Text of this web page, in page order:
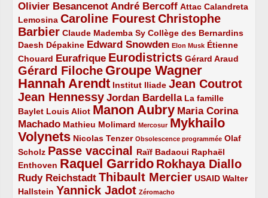
Olivier Besancenot
3/5 André Bercoff
3/5 Attac
2/5
Calandreta
Lemosina
2/5 Caroline Fourest
4/5
Christophe
Barbier
4/5 Claude Mademba Sy
2/5 Collège des Bernardins
2/5
Daesh
2/5 Dépakine
2/5 Edward Snowden
3/5 Elon Musk
1/5
Étienne
Chouard
2/5 Eurafrique
3/5 Eurodistricts
4/5 Gérard Araud
2/5
Gérard Filoche
4/5 Groupe Wagner
5/5
Hannah Arendt
5/5 Institut Iliade
2/5 Jean Coutrot
4/5
Jean Hennessy
4/5 Jordan Bardella
3/5
La famille
Baylet
2/5 Louis Aliot
2/5 Manon Aubry
5/5
Maria Corina
Machado
3/5 Mathieu Molimard
2/5 Mercosur
1/5
Mykhailo
Volynets
5/5 Nicolas Tenzer
2/5 Obsolescence programmée
1/5
Olaf
Scholz
2/5 Passe vaccinal
4/5 Raïf Badaoui
2/5
Raphaël
Enthoven
2/5 Raquel Garrido
5/5 Rokhaya Diallo
4/5
Rudy Reichstadt
3/5 Thibault Mercier
4/5 USAID
2/5
Walter
Hallstein
2/5 Yannick Jadot
4/5 Zéromacho
1/5